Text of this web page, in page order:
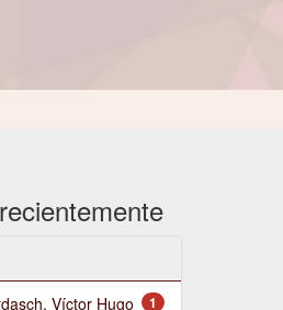
1
Víctor Hugo